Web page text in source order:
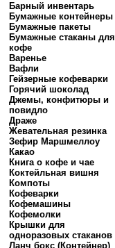
Барный инвентарь
Бумажные контейнеры
Бумажные пакеты
Бумажные стаканы для
кофе
Варенье
Вафли
Гейзерные кофеварки
Горячий шоколад
Джемы, конфитюры и
повидло
Драже
Жевательная резинка
Зефир Маршмеллоу
Какао
Книга о кофе и чае
Коктейльная вишня
Компоты
Кофеварки
Кофемашины
Кофемолки
Крышки для
одноразовых стаканов
Ланч бокс (Контейнер)